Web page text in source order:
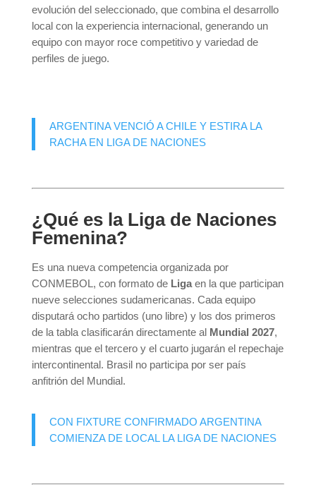
evolución del seleccionado, que combina el desarrollo
local con la experiencia internacional, generando un
equipo con mayor roce competitivo y variedad de
perfiles de juego.
ARGENTINA VENCIÓ A CHILE Y ESTIRA LA
RACHA EN LIGA DE NACIONES
¿Qué es la Liga de Naciones
Femenina?
Es una nueva competencia organizada por
CONMEBOL, con formato de Ligaen la que participan
nueve selecciones sudamericanas. Cada equipo
disputará ocho partidos (uno libre) y los dos primeros
de la tabla clasificarán directamente al Mundial 2027,
mientras que el tercero y el cuarto jugarán el repechaje
intercontinental. Brasil no participa por ser país
anfitrión del Mundial.
CON FIXTURE CONFIRMADO ARGENTINA
COMIENZA DE LOCAL LA LIGA DE NACIONES